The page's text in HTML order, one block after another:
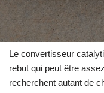
Le convertisseur
rebut qui peut être
recherchent autant de